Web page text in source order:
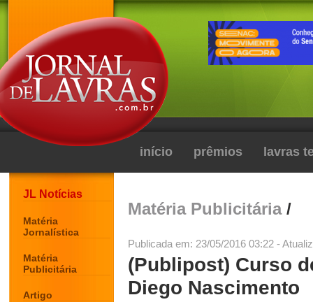
início prêmios lavras
JL Notícias
Matéria
Jornalística
Matéria
Publicitária
Artigo
Matéria Publicitária/
Publicada em: 23/05/2016 03:22 -
(Publipost) Curso
Diego Nascimento